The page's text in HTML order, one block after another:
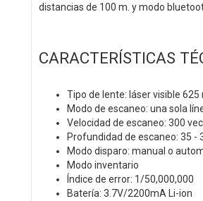
distancias de 100 m. y modo
CARACTERÍSTICAS
Tipo de lente: láser visible 625
Modo de escaneo: una sola
Velocidad de escaneo: 300
Profundidad de escaneo: 35 -
Modo disparo: manual o
Modo inventario
Índice de error: 1/50,000,000
Batería: 3.7V/2200mA Li-ion